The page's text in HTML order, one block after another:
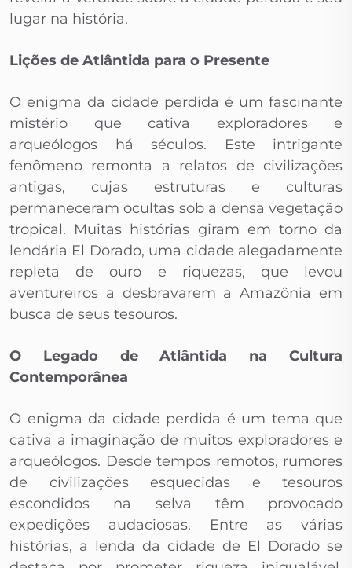
lugar na história.
Lições de Atlântida para o Presente
O enigma da cidade perdida é um fascinante
mistério que cativa exploradores e
arqueólogos há séculos. Este intrigante
fenômeno remonta a relatos de civilizações
antigas, cujas estruturas e culturas
permaneceram ocultas sob a densa vegetação
tropical. Muitas histórias giram em torno da
lendária El Dorado, uma cidade alegadamente
repleta de ouro e riquezas, que levou
aventureiros a desbravarem a Amazônia em
busca de seus tesouros.
O Legado de Atlântida na Cultura
Contemporânea
O enigma da cidade perdida é um tema que
cativa a imaginação de muitos exploradores e
arqueólogos. Desde tempos remotos, rumores
de civilizações esquecidas e tesouros
escondidos na selva têm provocado
expedições audaciosas. Entre as várias
histórias, a lenda da cidade de El Dorado se